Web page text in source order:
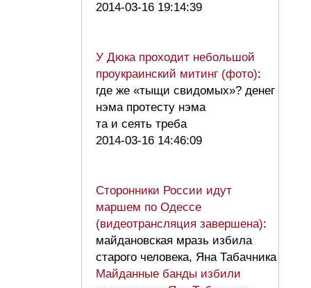
2014-03-16 19:14:39
У Дюка проходит небольшой
проукраинский митинг (фото):
где же «тыщи свидомых»? денег
нэма протесту нэма
та и сеять треба
2014-03-16 14:46:09
Сторонники России идут
маршем по Одессе
(видеотрансляция завершена):
майдановская мразь избила
старого человека, Яна Табачника
Майданные банды избили